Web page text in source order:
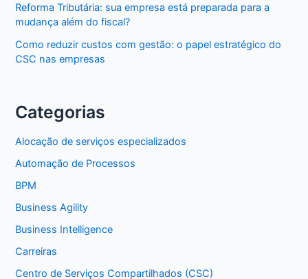
Reforma Tributária: sua empresa está preparada para a
mudança além do fiscal?
Como reduzir custos com gestão: o papel estratégico do
CSC nas empresas
Categorias
Alocação de serviços especializados
Automação de Processos
BPM
Business Agility
Business Intelligence
Carreiras
Centro de Serviços Compartilhados (CSC)